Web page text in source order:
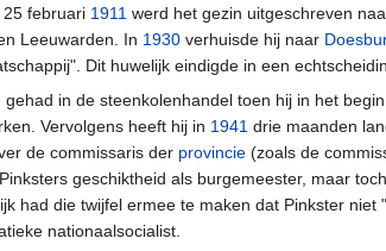
25 februari 1911 werd het gezin uitgeschreven
Leeuwarden. In 1930 verhuisde hij naar
Dit huwelijk eindigde in een
gehad in de steenkolenhandel toen hij in het
Vervolgens heeft hij in 1941 drie maanden
de commissaris der provincie (zoals de
geschiktheid als burgemeester, maar
had die twijfel ermee te maken dat Pinkster
nationaalsocialist.